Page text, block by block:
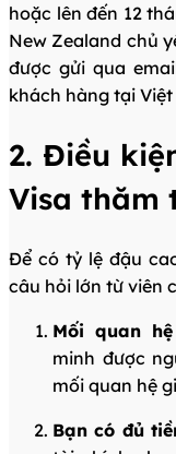
hoặc lên đến 12
New Zealand chủ
được gửi qua
khách hàng tại Việt
2. Điều
Visa thăm
Để có tỷ lệ đậu
câu hỏi lớn từ viên
Mối quan
minh được
mối quan hệ
Bạn có đủ